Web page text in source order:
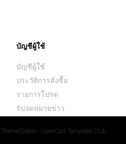
บัญชีผู้ใช้
บัญชีผู้ใช้
ประวัติการสั่งซื้อ
รายการโปรด
รับจดหมายข่าว
ThemeGlobal - OpenCart Template Club